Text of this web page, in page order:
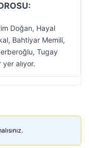
Doğan, Hayal
Bahtiyar Memili,
Tugay
alıyor.